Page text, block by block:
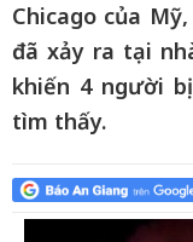
Chicago của
đã xảy ra tại
khiến 4 người
tìm thấy.